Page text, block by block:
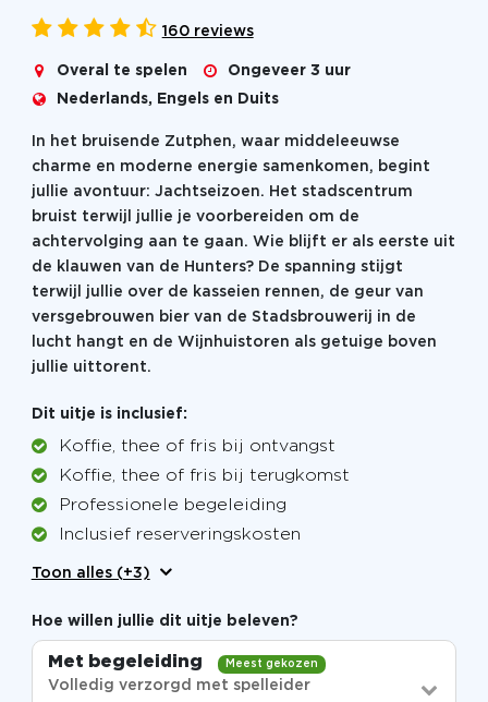
160 reviews
Overal te spelen Ongeveer 3 uur
Nederlands, Engels en Duits
In het bruisende Zutphen, waar middeleeuwse
charme en moderne energie samenkomen, begint
jullie avontuur: Jachtseizoen. Het stadscentrum
bruist terwijl jullie je voorbereiden om de
achtervolging aan te gaan. Wie blijft er als eerste uit
de klauwen van de Hunters? De spanning stijgt
terwijl jullie over de kasseien rennen, de geur van
versgebrouwen bier van de Stadsbrouwerij in de
lucht hangt en de Wijnhuistoren als getuige boven
jullie uittorent.
Dit uitje is inclusief:
Koffie, thee of fris bij ontvangst
Koffie, thee of fris bij terugkomst
Professionele begeleiding
Inclusief reserveringskosten
Toon alles (+3)
Hoe willen jullie dit uitje beleven?
Met begeleiding Meest gekozen
Volledig verzorgd met spelleider